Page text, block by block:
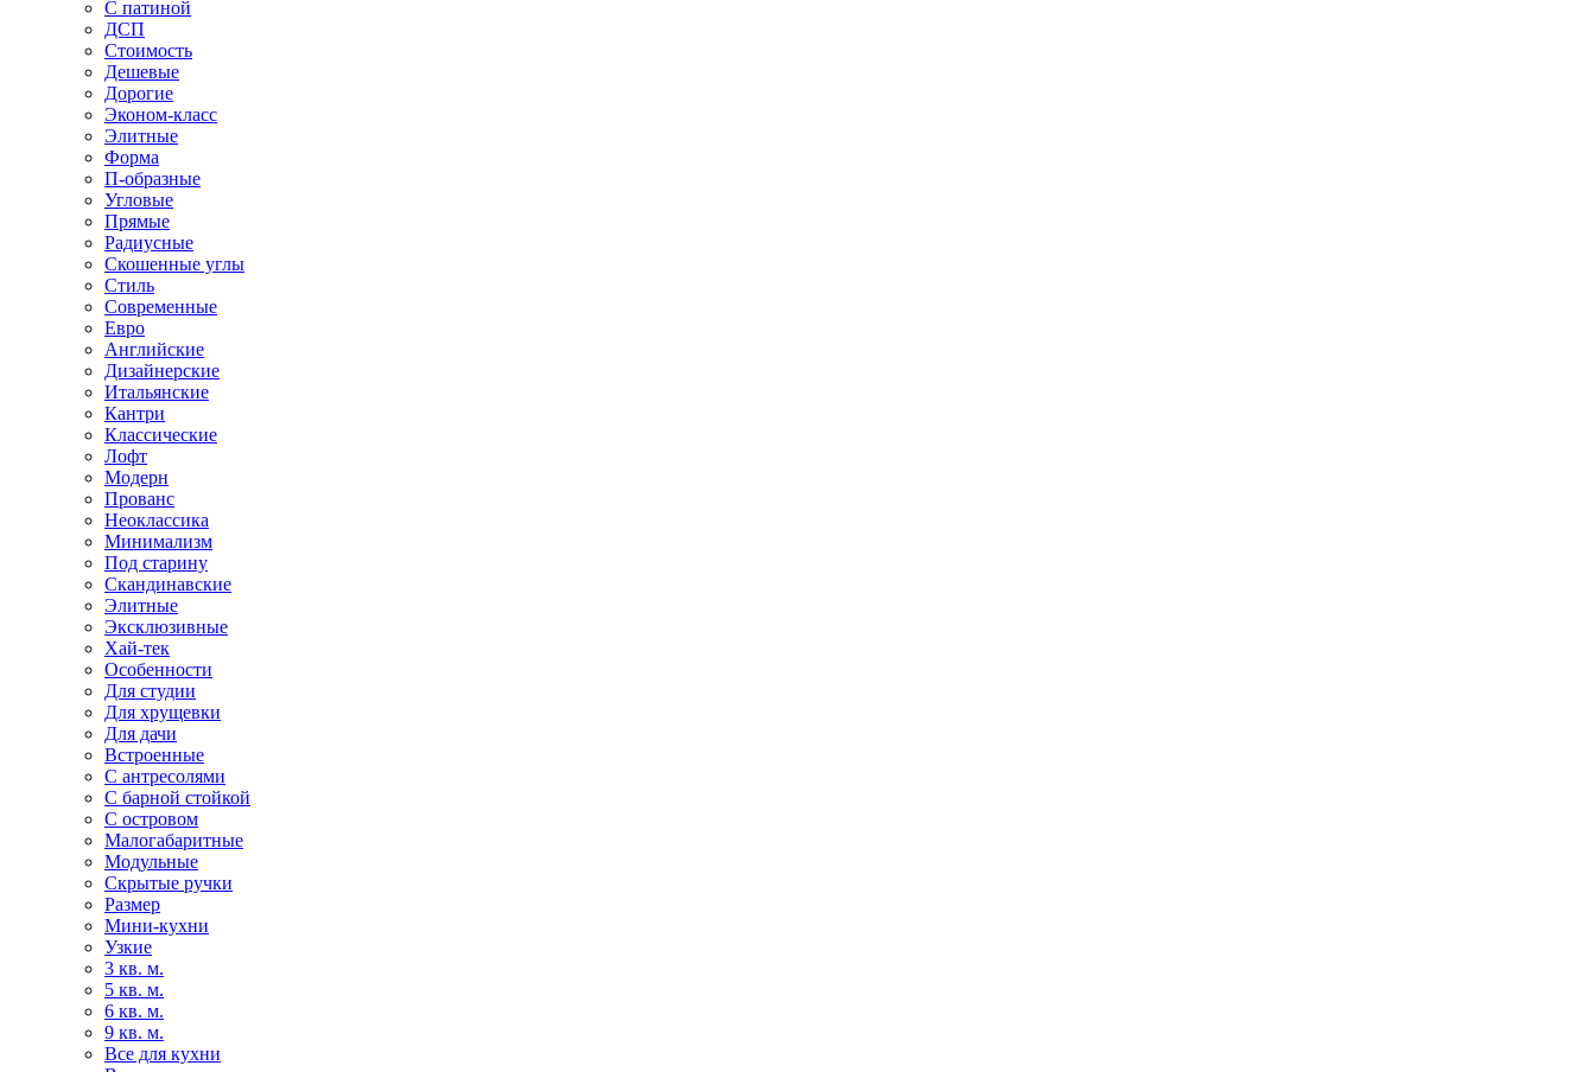
С патиной
ДСП
Стоимость
Дешевые
Дорогие
Эконом-класс
Элитные
Форма
П-образные
Угловые
Прямые
Радиусные
Скошенные углы
Стиль
Современные
Евро
Английские
Дизайнерские
Итальянские
Кантри
Классические
Лофт
Модерн
Прованс
Неоклассика
Минимализм
Под старину
Скандинавские
Элитные
Эксклюзивные
Хай-тек
Особенности
Для студии
Для хрущевки
Для дачи
Встроенные
С антресолями
С барной стойкой
С островом
Малогабаритные
Модульные
Скрытые ручки
Размер
Мини-кухни
Узкие
3 кв. м.
5 кв. м.
6 кв. м.
9 кв. м.
Все для кухни